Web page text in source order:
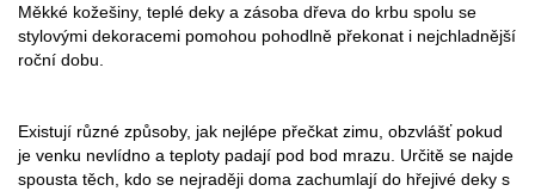
Měkké kožešiny, teplé deky a zásoba dřeva do krbu spolu se
stylovými dekoracemi pomohou pohodlně překonat i nejchladnější
roční dobu.
Existují různé způsoby, jak nejlépe přečkat zimu, obzvlášť pokud
je venku nevlídno a teploty padají pod bod mrazu. Určitě se najde
spousta těch, kdo se nejraději doma zachumlají do hřejivé deky s